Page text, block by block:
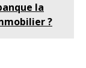
la
?